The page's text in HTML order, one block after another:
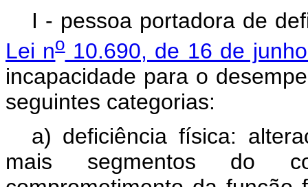
I - pessoa portadora de
Lei no10.690, de 16 de
incapacidade para o
seguintes categorias:
a) deficiência física:
mais segmentos do